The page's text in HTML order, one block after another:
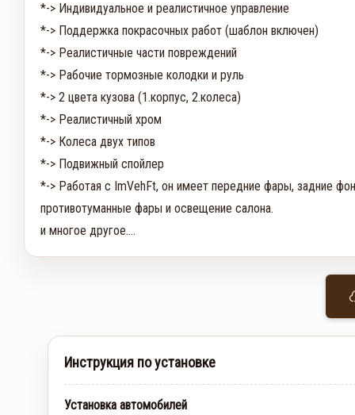
*-> Индивидуальное и реалистичное управление
*-> Поддержка покрасочных работ (шаблон включен)
*-> Реалистичные части повреждений
*-> Рабочие тормозные колодки и руль
*-> 2 цвета кузова (1.корпус, 2.колеса)
*-> Реалистичный хром
*-> Колеса двух типов
*-> Подвижный спойлер
*-> Работая с ImVehFt, он имеет передние фары, задние
противотуманные фары и освещение салона.
и многое другое....
Инструкция по установке
Установка автомобилей